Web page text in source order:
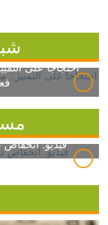
احتجاجاً على
فيديو: انخفاض